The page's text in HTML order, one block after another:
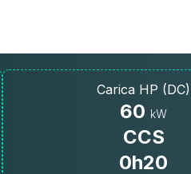
Carica HP (DC)
60 kW
CCS
0h20